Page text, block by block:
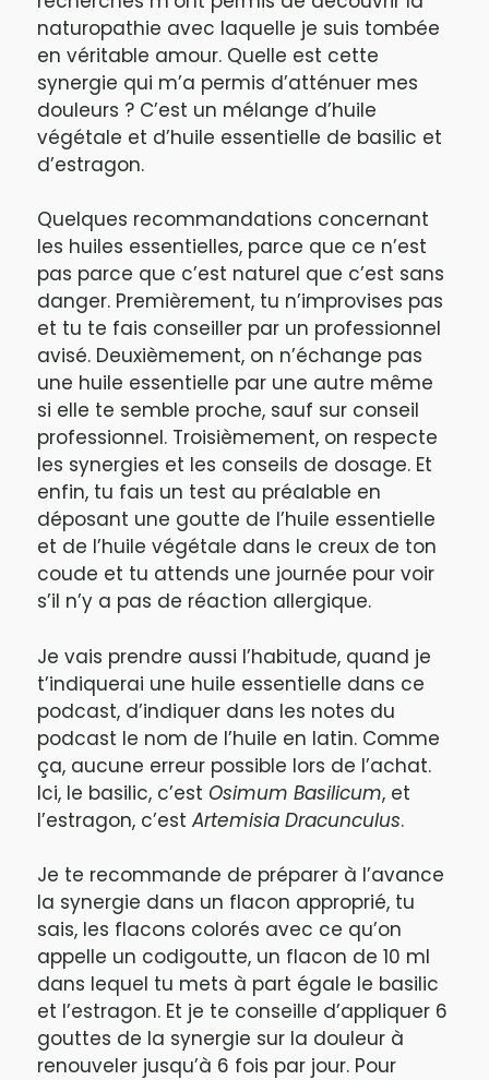
naturopathie avec laquelle je suis tombée
en véritable amour. Quelle est cette
synergie qui m’a permis d’atténuer mes
douleurs ? C’est un mélange d’huile
végétale et d’huile essentielle de basilic et
d’estragon.
Quelques recommandations concernant
les huiles essentielles, parce que ce n’est
pas parce que c’est naturel que c’est sans
danger. Premièrement, tu n’improvises pas
et tu te fais conseiller par un professionnel
avisé. Deuxièmement, on n’échange pas
une huile essentielle par une autre même
si elle te semble proche, sauf sur conseil
professionnel. Troisièmement, on respecte
les synergies et les conseils de dosage. Et
enfin, tu fais un test au préalable en
déposant une goutte de l’huile essentielle
et de l’huile végétale dans le creux de ton
coude et tu attends une journée pour voir
s’il n’y a pas de réaction allergique.
Je vais prendre aussi l’habitude, quand je
t’indiquerai une huile essentielle dans ce
podcast, d’indiquer dans les notes du
podcast le nom de l’huile en latin. Comme
ça, aucune erreur possible lors de l’achat.
Ici, le basilic, c’est Osimum Basilicum, et
l’estragon, c’est Artemisia Dracunculus.
Je te recommande de préparer à l’avance
la synergie dans un flacon approprié, tu
sais, les flacons colorés avec ce qu’on
appelle un codigoutte, un flacon de 10 ml
dans lequel tu mets à part égale le basilic
et l’estragon. Et je te conseille d’appliquer 6
gouttes de la synergie sur la douleur à
renouveler jusqu’à 6 fois par jour. Pour